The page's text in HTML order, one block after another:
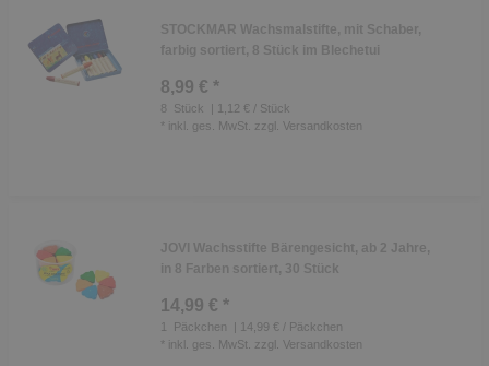
STOCKMAR Wachsmalstifte, mit Schaber,
farbig sortiert, 8 Stück im Blechetui
8,99 € *
8 Stück
| 1,12 € / Stück
* inkl. ges. MwSt. zzgl. Versandkosten
JOVI Wachsstifte Bärengesicht, ab 2 Jahre,
in 8 Farben sortiert, 30 Stück
14,99 € *
1 Päckchen
| 14,99 € / Päckchen
* inkl. ges. MwSt. zzgl. Versandkosten